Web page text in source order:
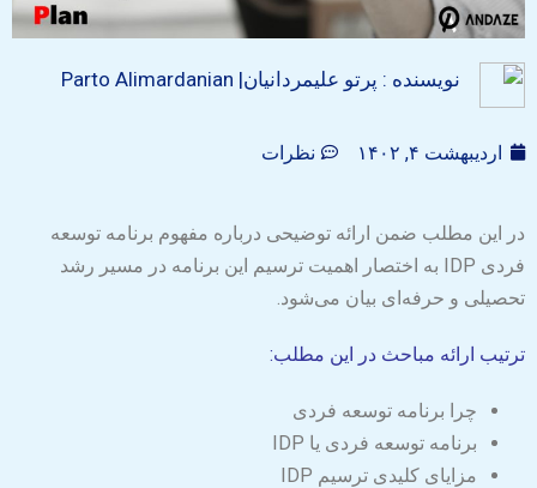
نویسنده : پرتو علیمردانیان| Parto Alimardanian
اردیبهشت ۴, ۱۴۰۲ نظرات
در این مطلب ضمن ارائه توضیحی درباره مفهوم برنامه توسعه
فردی IDP به اختصار اهمیت ترسیم این برنامه در مسیر رشد
تحصیلی و حرفه‌ای بیان می‌شود.
ترتیب ارائه مباحث در این مطلب:
چرا برنامه توسعه فردی
برنامه توسعه فردی یا IDP
مزایای کلیدی ترسیم IDP